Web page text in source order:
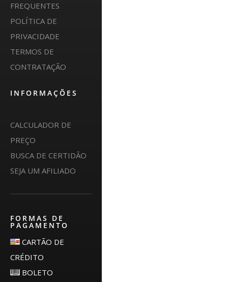
FREQUENTES
POLÍTICA DE
PRIVACIDADE
TERMOS DE
CONTRATAÇÃO
INFORMAÇÕES
CALCULADOR DE
PREÇO
BUSCA DE CERTIDÃO
SEJA UM AFILIADO
FORMAS DE
PAGAMENTO
CARTÃO DE
CRÉDITO
BOLETO